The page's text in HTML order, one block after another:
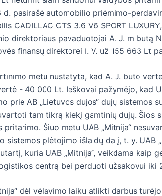
d. pasirašė automobilio priėmimo-
CADILLAC CTS 3.6 V6 SPORT
direktoriaus pavaduotojai A. J. m butą
finansų direktorei I. V. už 155 663 Lt
metu nustatyta, kad A. J. buto
- 40 000 Lt. Ieškovai pažymėjo, kad
prie AB „Lietuvos dujos“ dujų sistemos
tam tikrą kiekį gamtinių dujų. Šios
pritarimo. Šiuo metu UAB „Mitnija“
sistemos plėtojimo išlaidų dalį, t. y. UAB
kuria UAB „Mitnija“, veikdama
centrą bei perduoti užsakovui iki
dėl vėlavimo laiku atlikti darbus